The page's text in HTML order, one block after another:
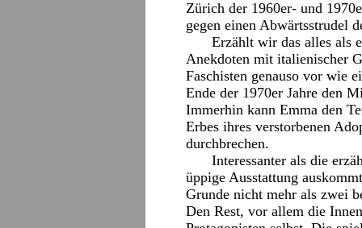
Zürich der 1960er- und
gegen einen Abwärtsstrudel
Erzählt wir das alles als
Anekdoten mit italienischer
Faschisten genauso vor wie
Ende der 1970er Jahre den
Immerhin kann Emma den
Erbes ihres verstorbenen
durchbrechen.
Interessanter als die
üppige Ausstattung
Grunde nicht mehr als zwei
Den Rest, vor allem die